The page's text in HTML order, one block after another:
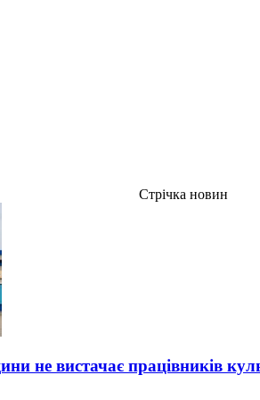
Стрічка новин
не вистачає працівників